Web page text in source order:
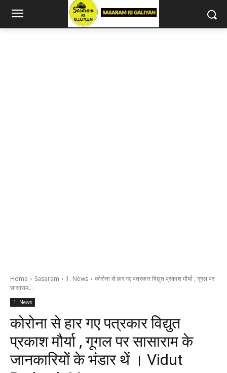
Home Sasaram 1. News
कोरोना से हार गए पत्रकार विद्युत प्रकाश मौर्या , गूगल पर
सासाराम...
1. News
कोरोना से हार गए पत्रकार विद्युत
प्रकाश मौर्या , गूगल पर सासाराम के
जानकारियों के भंडार थें । Vidut